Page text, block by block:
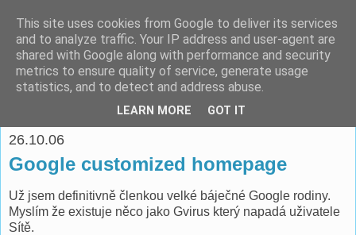
espoo
Pomáhat lidem je o to víc potěšující, když je to ve vlastním
zájmu. -- Richard Fish
26.10.06
Google customized homepage
Už jsem definitivně členkou velké báječné Google rodiny.
Myslím že existuje něco jako Gvirus který napadá uživatele
Sítě.
This site uses cookies from Google to deliver its services
and to analyze traffic. Your IP address and user-agent are
shared with Google along with performance and security
metrics to ensure quality of service, generate usage
statistics, and to detect and address abuse.
LEARN MORE GOT IT